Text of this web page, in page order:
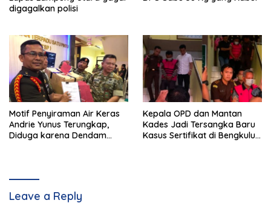
digagalkan polisi
Motif Penyiraman Air Keras
Andrie Yunus Terungkap,
Diduga karena Dendam
Kepala OPD dan Mantan
Kades Jadi Tersangka Baru
Kasus Sertifikat di Bengkulu
Leave a Reply